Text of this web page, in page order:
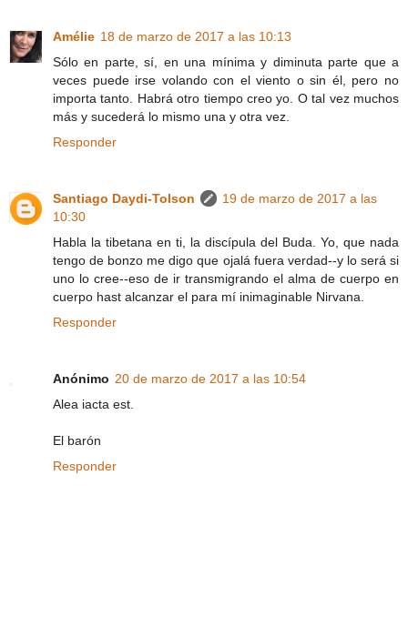
Amélie 18 de marzo de 2017 a las 10:13
Sólo en parte, sí, en una mínima y diminuta parte que a
veces puede irse volando con el viento o sin él, pero no
importa tanto. Habrá otro tiempo creo yo. O tal vez muchos
más y sucederá lo mismo una y otra vez.
Responder
Santiago Daydi-Tolson
19 de marzo de 2017 a las
10:30
Habla la tibetana en ti, la discípula del Buda. Yo, que nada
tengo de bonzo me digo que ojalá fuera verdad--y lo será si
uno lo cree--eso de ir transmigrando el alma de cuerpo en
cuerpo hast alcanzar el para mí inimaginable Nirvana.
Responder
Anónimo 20 de marzo de 2017 a las 10:54
Alea iacta est.
El barón
Responder